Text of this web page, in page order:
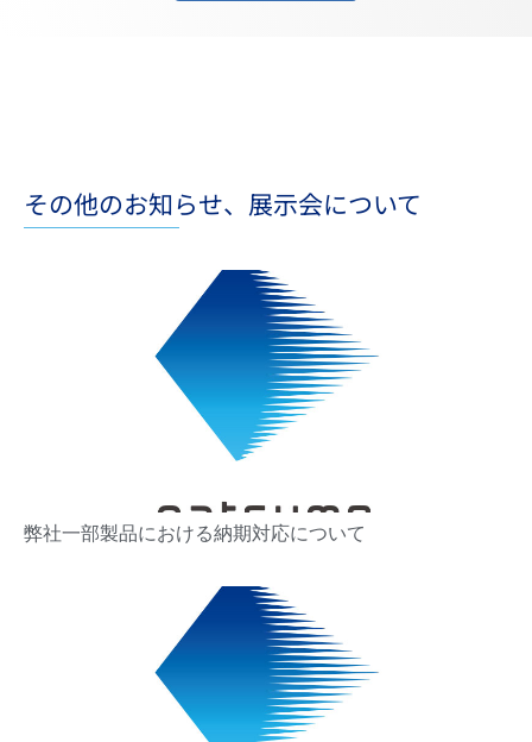
その他のお知らせ、展示会について
弊社一部製品における納期対応について